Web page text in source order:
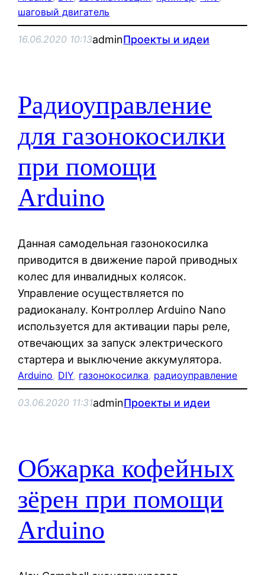
шаговый двигатель
16.06.2020 10:13adminПроекты и идеи
Радиоуправление
для газонокосилки
при помощи
Arduino
Данная самодельная газонокосилка
приводится в движение парой приводных
колес для инвалидных колясок.
Управление осуществляется по
радиоканалу. Контроллер Arduino Nano
используется для активации пары реле,
отвечающих за запуск электрического
стартера и выключение аккумулятора.
Arduino, DIY, газонокосилка, радиоуправление
03.06.2020 11:31adminПроекты и идеи
Обжарка кофейных
зёрен при помощи
Arduino